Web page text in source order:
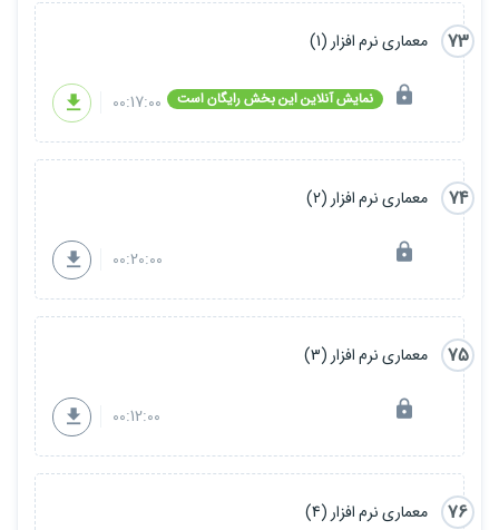
73 معماری نرم افزار (1)
نمایش آنلاین این بخش رایگان است 00:17:00
74 معماری نرم افزار (2)
00:20:00
75 معماری نرم افزار (3)
00:12:00
76 معماری نرم افزار (4)